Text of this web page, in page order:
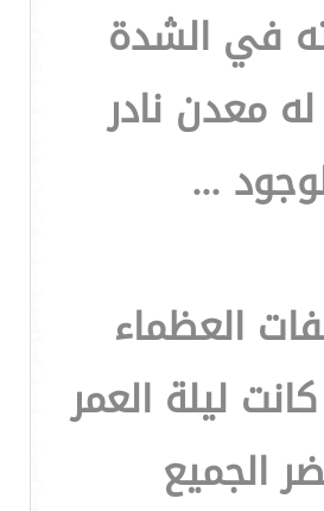
في الشدة
له معدن نادر
...
العظماء
ليلة العمر
الجميع